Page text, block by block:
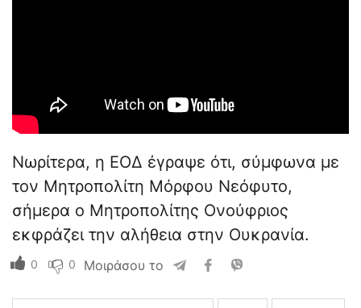
Νωρίτερα, η ΕΟΔ έγραψε ότι, σύμφωνα με
τον Μητροπολίτη Μόρφου Νεόφυτο,
σήμερα ο Μητροπολίτης Ονούφριος
εκφράζει την αλήθεια στην Ουκρανία.
0 0 Μοιράσου το